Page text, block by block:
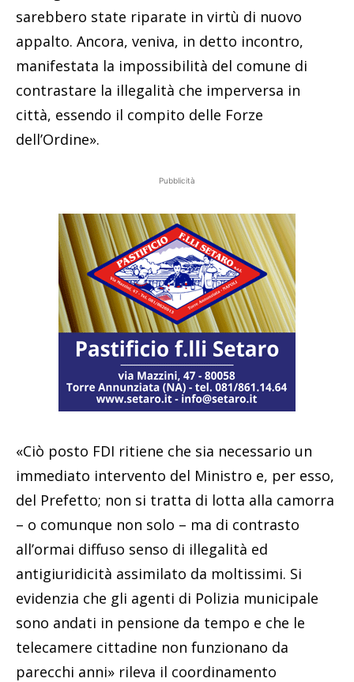
sarebbero state riparate in virtù di nuovo
appalto. Ancora, veniva, in detto incontro,
manifestata la impossibilità del comune di
contrastare la illegalità che imperversa in
città, essendo il compito delle Forze
dell’Ordine».
Pubblicità
«Ciò posto FDI ritiene che sia necessario un
immediato intervento del Ministro e, per esso,
del Prefetto; non si tratta di lotta alla camorra
– o comunque non solo – ma di contrasto
all’ormai diffuso senso di illegalità ed
antigiuridicità assimilato da moltissimi. Si
evidenzia che gli agenti di Polizia municipale
sono andati in pensione da tempo e che le
telecamere cittadine non funzionano da
parecchi anni» rileva il coordinamento